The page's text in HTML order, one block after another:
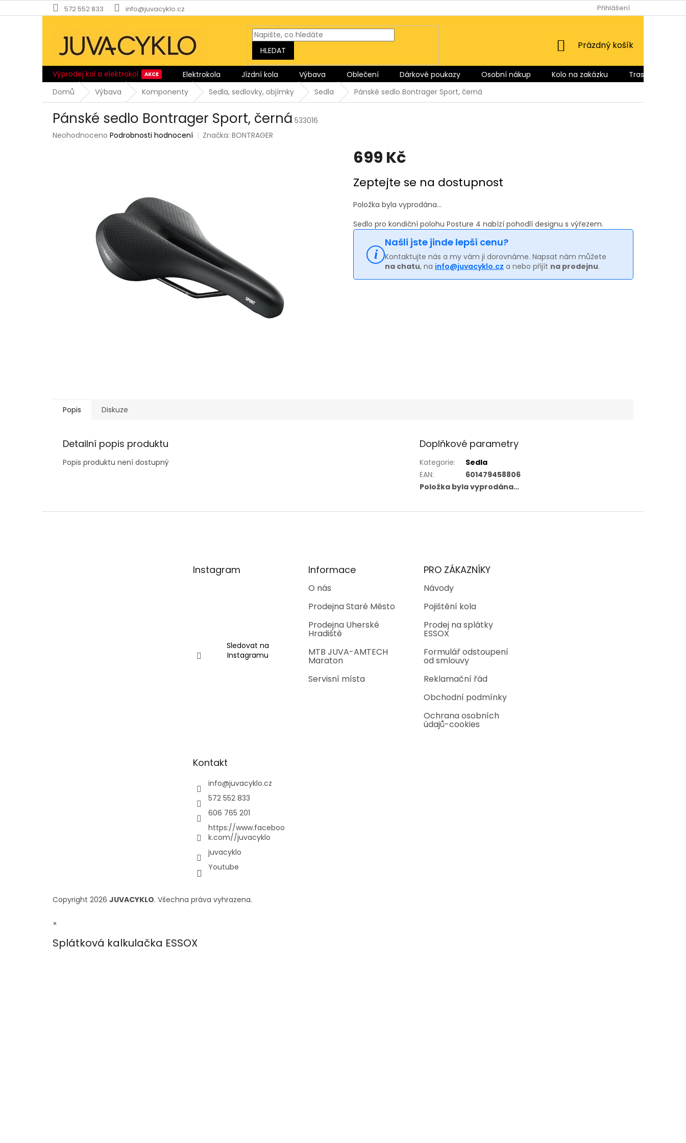
na
572 552 833 info@juvacyklo.cz Přihlášení
HLEDAT
NÁKUPNÍ
Prázdný košík
Výprodej kol a elektrokol Elektrokola Jízdní kola Výbava Oblečení Dárkové poukazy Osobní nákup Kolo na zakázku
Trasy pro Vás
Domů
Výbava Komponenty Sedla, sedlovky, objímky Sedla Pánské sedlo Bontrager Sport, černá
Pánské sedlo Bontrager Sport, černá 533016
Průměrné
Neohodnoceno Podrobnosti hodnocení Značka:BONTRAGER
699 Kč
cena:
Zeptejte se na dostupnost
Položka byla vyprodána…
Sedlo pro kondiční polohu Posture 4 nabízí pohodlí designu s výřezem.
Našli jste jinde lepší cenu?
Kontaktujte nás a my vám ji dorovnáme. Napsat nám můžete
na chatu, na info@juvacyklo.cz a nebo přijít na prodejnu.
Popis Diskuze
Detailní popis produktu
Popis produktu není dostupný
Doplňkové parametry
Kategorie:
Sedla
EAN:
601479458806
Položka byla vyprodána…
Instagram
Sledovat na
Instagramu
Informace
O nás
Prodejna Staré Město
Prodejna Uherské
Hradiště
MTB JUVA-AMTECH
Maraton
Servisní místa
PRO ZÁKAZNÍKY
Návody
Pojištění kola
Prodej na splátky
ESSOX
Formulář odstoupení
od smlouvy
Reklamační řád
Obchodní podmínky
Ochrana osobních
údajů-cookies
Kontakt
info@juvacyklo.cz
572 552 833
606 765 201
https://www.faceboo
k.com//juvacyklo
juvacyklo
Youtube
Copyright 2026 JUVACYKLO. Všechna práva vyhrazena.
×
Splátková kalkulačka ESSOX